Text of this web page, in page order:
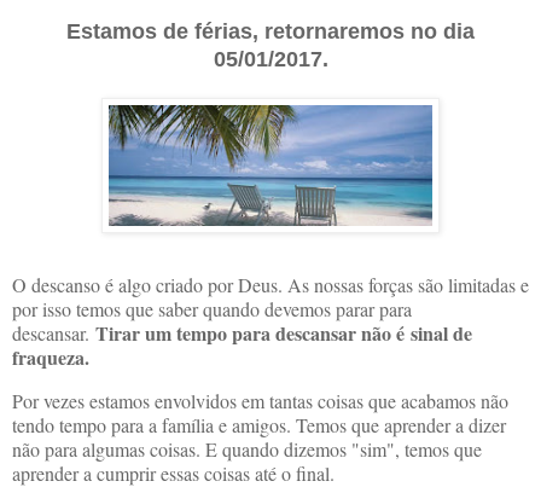
Estamos de férias, retornaremos no dia
05/01/2017.
O descanso é algo criado por Deus. As nossas forças são limitadas e
por isso temos que saber quando devemos parar para
descansar. Tirar um tempo para descansar não é sinal de
fraqueza.
Por vezes estamos envolvidos em tantas coisas que acabamos não
tendo tempo para a família e amigos. Temos que aprender a dizer
não para algumas coisas. E quando dizemos "sim", temos que
aprender a cumprir essas coisas até o final.